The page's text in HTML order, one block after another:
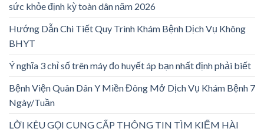
sức khỏe định kỳ toàn dân năm 2026
Hướng Dẫn Chi Tiết Quy Trình Khám Bệnh Dịch Vụ Không
BHYT
Ý nghĩa 3 chỉ số trên máy đo huyết áp bạn nhất định phải biết
Bệnh Viện Quân Dân Y Miền Đông Mở Dịch Vụ Khám Bệnh 7
Ngày/Tuần
LỜI KÊU GỌI CUNG CẤP THÔNG TIN TÌM KIẾM HÀI